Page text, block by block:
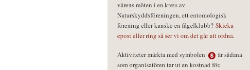
vårens möten i en krets av
Naturskyddsföreningen, ett entomologisk
förening eller kanske en fågelklubb? Skicka
epost eller ring så ser vi om det går att ordna.
Aktiviteter märkta med symbolen
är sådana
som organisatören tar ut en kostnad för.